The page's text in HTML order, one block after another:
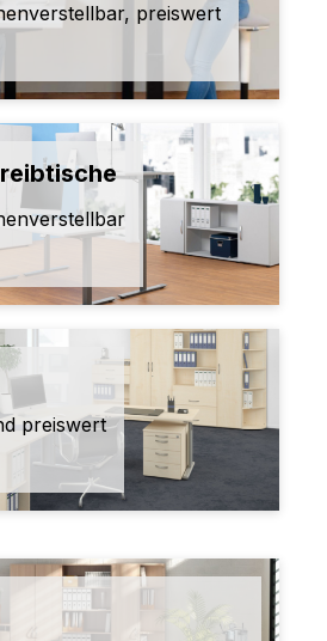
preiswert
preiswert